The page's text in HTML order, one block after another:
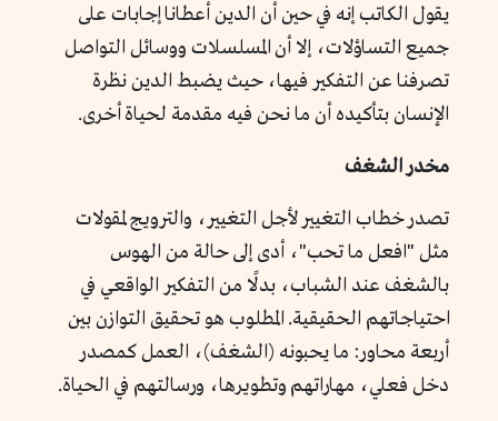
يقول الكاتب إنه في حين أن الدين أعطانا إجابات على
جميع التساؤلات، إلا أن المسلسلات ووسائل التواصل
تصرفنا عن التفكير فيها، حيث يضبط الدين نظرة
الإنسان بتأكيده أن ما نحن فيه مقدمة لحياة أخرى.
مخدر الشغف
تصدر خطاب التغيير لأجل التغيير، والترويج لمقولات
مثل "افعل ما تحب"، أدى إلى حالة من الهوس
بالشغف عند الشباب، بدلًا من التفكير الواقعي في
احتياجاتهم الحقيقية. المطلوب هو تحقيق التوازن بين
أربعة محاور: ما يحبونه (الشغف)، العمل كمصدر
دخل فعلي، مهاراتهم وتطويرها، ورسالتهم في الحياة.